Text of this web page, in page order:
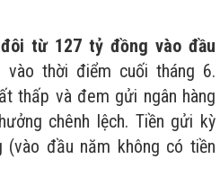
từ 127 tỷ đồng vào đầu
vào thời điểm cuối tháng 6.
thấp và đem gửi ngân hàng
chênh lệch. Tiền gửi kỳ
(vào đầu năm không có tiền